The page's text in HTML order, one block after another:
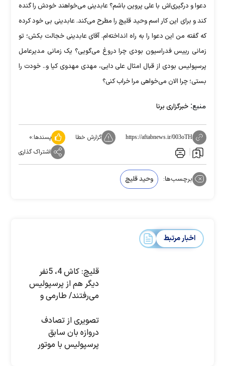
دعوا و درگیری‌اش با علی پروین باشم؟ عابدینی می‌خواهند خودش را گنده
کند و برای این کار اسم وحید قلیچ را مطرح می‌کند. عابدینی بی خود کرده
که گفته من این دعوا را به راه انداخته‌ام. آقای عابدینی خجالت بکش؛ تو
زمانی رییس فدراسیون بودی چرا دروغ می‌گویی؟ یک زمانی مدیرعامل
پرسپولیس بودی از قبال امثال علی دایی، مهدی مهدوی کیا و.. خودت را
بستی؛ چرا الان می‌خواهی مرا خراب کنی؟
منبع: خبرگزاری برنا
https://aftabnews.ir/003oTH گزارش خطا پسندها:۰
اشتراک گذاری
برچسب‌ها: وحید قلیچ
اخبار مرتبط
قلیچ: کاش 4، 5نفر
دیگر هم از پرسپولیس
می‌رفتند/ طارمی و
گذاشتند
تصویری از تصادف
دروازه بان سابق
پرسپولیس با موتور